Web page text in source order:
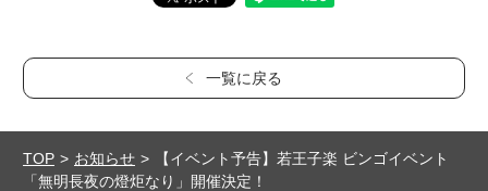
一覧に戻る
TOP お知らせ
【イベント予告】若王子楽 ビンゴイベント
「無明長夜の燈炬なり」開催決定！